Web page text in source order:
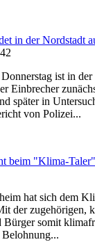
in der Nordstadt
ist in
Einbrecher
später in
von Polizei...
beim "Klima-
hat sich dem
der zugehörigen,
Bürger somit